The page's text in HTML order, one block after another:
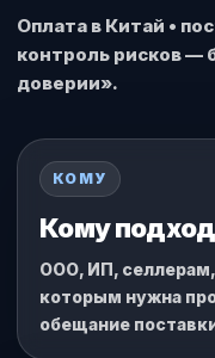
Оплата в Китай •
контроль рисков —
доверии».
КОМУ
Кому
ООО, ИП,
которым нужна
обещание